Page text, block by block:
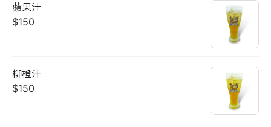
蘋果汁
$150
柳橙汁
$150